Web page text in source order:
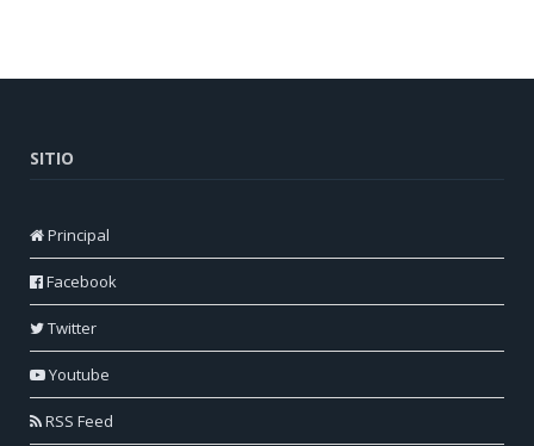
SITIO
Principal
Facebook
Twitter
Youtube
RSS Feed